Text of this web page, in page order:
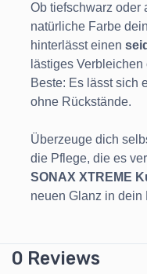
Ob tiefschwarz oder
natürliche Farbe
hinterlässt einen
lästiges
Beste: Es lässt sich
ohne Rückstände.
Überzeuge dich
die Pflege, die es
SONAX XTREME
neuen Glanz in dein
0 Reviews